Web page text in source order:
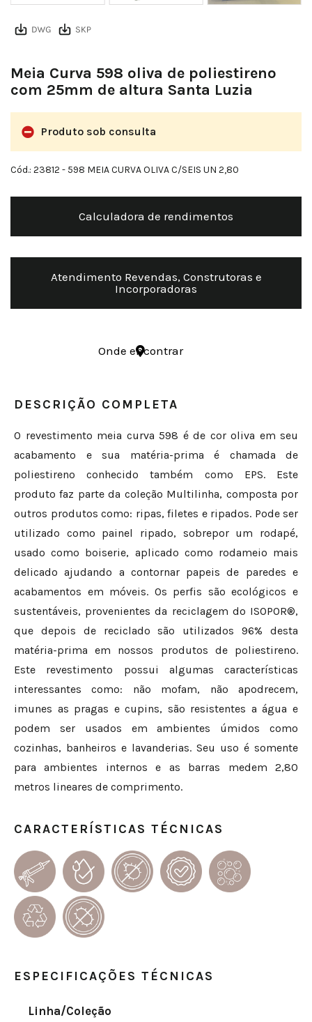
Meia Curva 598 oliva de poliestireno
com 25mm de altura Santa Luzia
Produto sob consulta
Cód.: 23812 - 598 MEIA CURVA OLIVA C/SEIS UN 2,80
Calculadora de rendimentos
Atendimento Revendas, Construtoras e
Incorporadoras
Onde encontrar
DESCRIÇÃO COMPLETA
O revestimento meia curva 598 é de cor oliva em seu
acabamento e sua matéria-prima é chamada de
poliestireno conhecido também como EPS. Este
produto faz parte da coleção Multilinha, composta por
outros produtos como: ripas, filetes e ripados. Pode ser
utilizado como painel ripado, sobrepor um rodapé,
usado como boiserie, aplicado como rodameio mais
delicado ajudando a contornar papeis de paredes e
acabamentos em móveis. Os perfis são ecológicos e
sustentáveis, provenientes da reciclagem do ISOPOR®,
que depois de reciclado são utilizados 96% desta
matéria-prima em nossos produtos de poliestireno.
Este revestimento possui algumas características
interessantes como: não mofam, não apodrecem,
imunes as pragas e cupins, são resistentes a água e
podem ser usados em ambientes úmidos como
cozinhas, banheiros e lavanderias. Seu uso é somente
para ambientes internos e as barras medem 2,80
metros lineares de comprimento.
CARACTERÍSTICAS TÉCNICAS
ESPECIFICAÇÕES TÉCNICAS
Linha/Coleção